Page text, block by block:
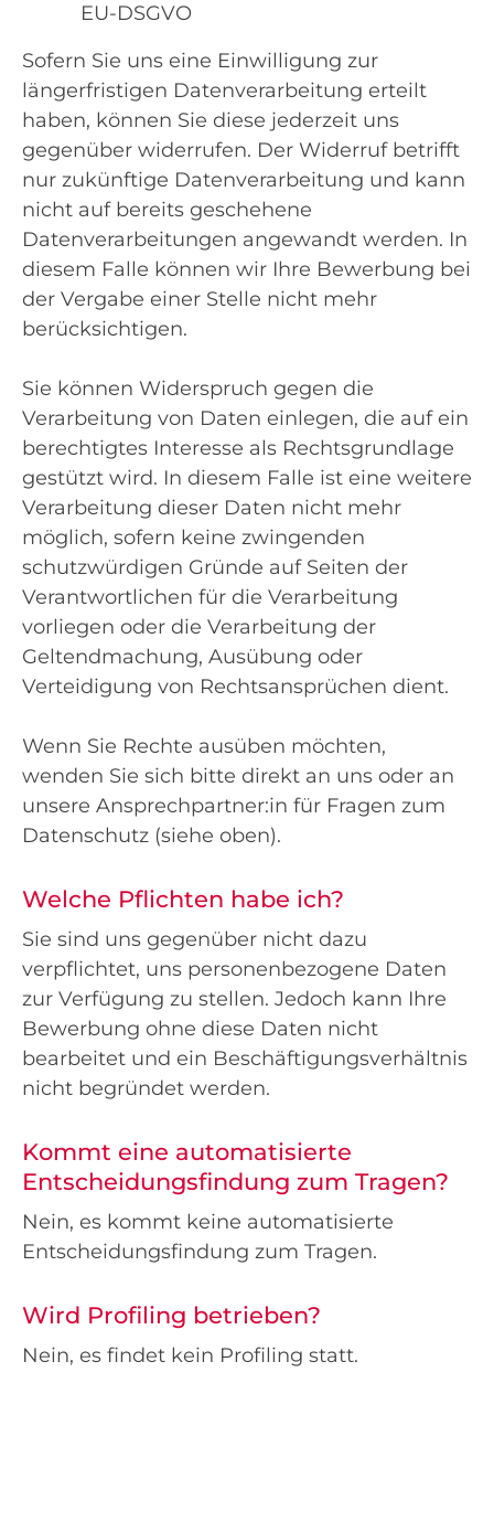
EU-DSGVO
Sofern Sie uns eine Einwilligung zur
längerfristigen Datenverarbeitung erteilt
haben, können Sie diese jederzeit uns
gegenüber widerrufen. Der Widerruf betrifft
nur zukünftige Datenverarbeitung und kann
nicht auf bereits geschehene
Datenverarbeitungen angewandt werden. In
diesem Falle können wir Ihre Bewerbung bei
der Vergabe einer Stelle nicht mehr
berücksichtigen.
Sie können Widerspruch gegen die
Verarbeitung von Daten einlegen, die auf ein
berechtigtes Interesse als Rechtsgrundlage
gestützt wird. In diesem Falle ist eine weitere
Verarbeitung dieser Daten nicht mehr
möglich, sofern keine zwingenden
schutzwürdigen Gründe auf Seiten der
Verantwortlichen für die Verarbeitung
vorliegen oder die Verarbeitung der
Geltendmachung, Ausübung oder
Verteidigung von Rechtsansprüchen dient.
Wenn Sie Rechte ausüben möchten,
wenden Sie sich bitte direkt an uns oder an
unsere Ansprechpartner:in für Fragen zum
Datenschutz (siehe oben).
Welche Pflichten habe ich?
Sie sind uns gegenüber nicht dazu
verpflichtet, uns personenbezogene Daten
zur Verfügung zu stellen. Jedoch kann Ihre
Bewerbung ohne diese Daten nicht
bearbeitet und ein Beschäftigungsverhältnis
nicht begründet werden.
Kommt eine automatisierte
Entscheidungsfindung zum Tragen?
Nein, es kommt keine automatisierte
Entscheidungsfindung zum Tragen.
Wird Profiling betrieben?
Nein, es findet kein Profiling statt.